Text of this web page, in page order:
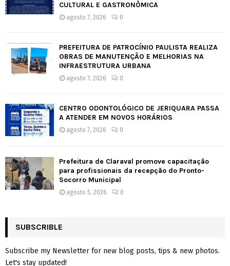
CULTURAL E GASTRONÔMICA
agosto 7, 2026 0
PREFEITURA DE PATROCÍNIO PAULISTA REALIZA
OBRAS DE MANUTENÇÃO E MELHORIAS NA
INFRAESTRUTURA URBANA
agosto 7, 2026 0
CENTRO ODONTOLÓGICO DE JERIQUARA PASSA
A ATENDER EM NOVOS HORÁRIOS
agosto 7, 2026 0
Prefeitura de Claraval promove capacitação
para profissionais da recepção do Pronto-
Socorro Municipal
agosto 5, 2026 0
SUBSCRIBLE
Subscribe my Newsletter for new blog posts, tips & new photos.
Let's stay updated!